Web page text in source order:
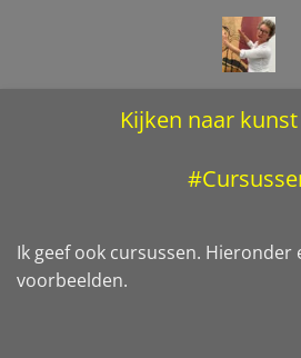
Kijken naar
Ik geef ook cursussen. Hieronder
voorbeelden.